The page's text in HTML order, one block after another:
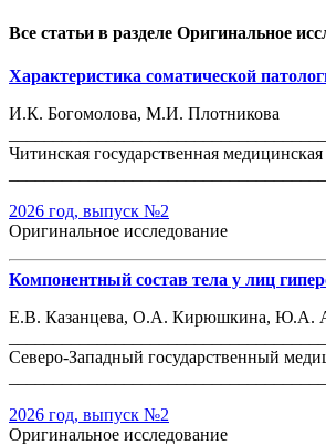
Все статьи в разделе Оригинальное
Характеристика соматической
И.К. Богомолова, М.И. Плотникова
Читинская государственная
2026 год, выпуск №2
Оригинальное исследование
Компонентный состав тела у лиц
Е.В. Казанцева, О.А. Кирюшкина, Ю.А.
Северо-Западный государственный
2026 год, выпуск №2
Оригинальное исследование